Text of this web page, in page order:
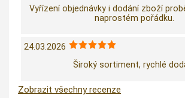
Vyřízení objednávky i dodání zboží
naprostém pořádku.
24.03.2026
Široký sortiment, rychlé
Zobrazit všechny recenze